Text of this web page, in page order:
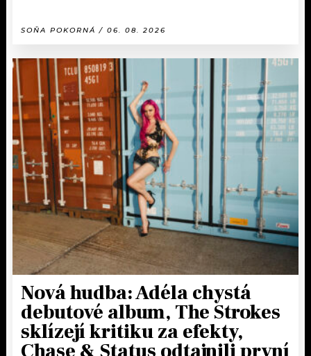
SOŇA POKORNÁ / 06. 08. 2026
Nová hudba: Adéla chystá
debutové album, The Strokes
sklízejí kritiku za efekty,